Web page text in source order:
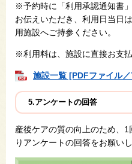
※予約時に「利用承認通知書
お伝えいただき、利用日当日
用施設へご持参ください。
※利用料は、施設に直接お支払
施設一覧 [PDFファイル
5.アンケートの回答
産後ケアの質の向上のため、
りアンケートの回答をお願いし